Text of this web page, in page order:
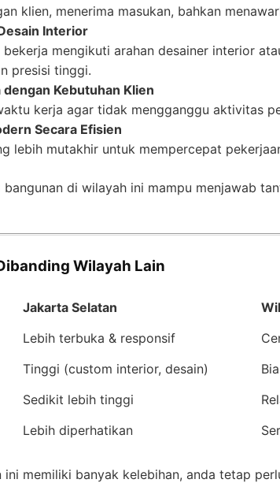
klien, menerima masukan, bahkan
Interior
mengikuti arahan desainer interior
presisi tinggi.
Kebutuhan Klien
kerja agar tidak mengganggu aktivitas
Secara Efisien
lebih mutakhir untuk mempercepat
bangunan di wilayah ini mampu menjawab
Wilayah Lain
Jakarta Selatan
Lebih terbuka & responsif
Tinggi (custom interior, desain)
Sedikit lebih tinggi
Lebih diperhatikan
memiliki banyak kelebihan, anda tetap